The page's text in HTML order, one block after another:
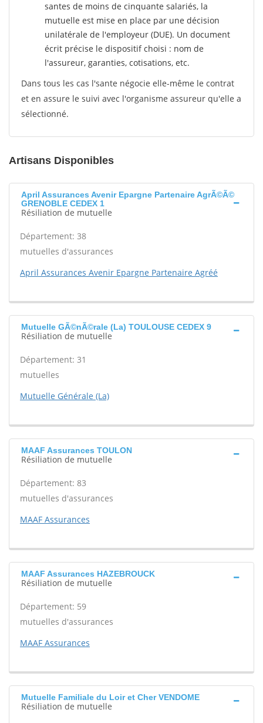
santes de moins de cinquante salariés, la
mutuelle est mise en place par une décision
unilatérale de l'employeur (DUE). Un document
écrit précise le dispositif choisi : nom de
l'assureur, garanties, cotisations, etc.
Dans tous les cas l'sante négocie elle-même le contrat
et en assure le suivi avec l'organisme assureur qu'elle a
sélectionné.
Artisans Disponibles
April Assurances Avenir Epargne Partenaire AgrÃ©Ã©
GRENOBLE CEDEX 1
Résiliation de mutuelle
Département: 38
mutuelles d'assurances
April Assurances Avenir Epargne Partenaire Agréé
Mutuelle GÃ©nÃ©rale (La) TOULOUSE CEDEX 9
Résiliation de mutuelle
Département: 31
mutuelles
Mutuelle Générale (La)
MAAF Assurances TOULON
Résiliation de mutuelle
Département: 83
mutuelles d'assurances
MAAF Assurances
MAAF Assurances HAZEBROUCK
Résiliation de mutuelle
Département: 59
mutuelles d'assurances
MAAF Assurances
Mutuelle Familiale du Loir et Cher VENDOME
Résiliation de mutuelle